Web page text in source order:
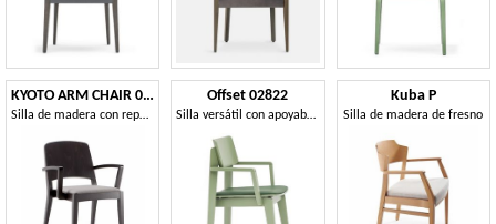
KYOTO ARM CHAIR 047 SB
Silla de madera con reposabrazos, asiento tapizado
Offset 02822
Silla versátil con apoyabrazos disponibles en varios acabados
Kuba P
Silla de madera de fresno